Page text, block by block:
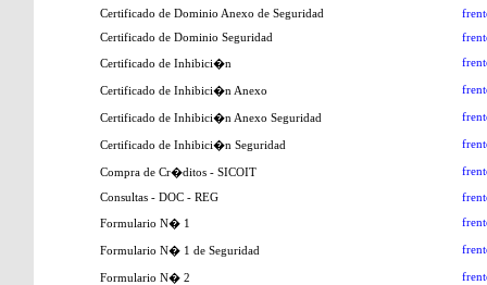
Certificado de Dominio Anexo de Seguridad
Certificado de Dominio Seguridad
Certificado de Inhibici�n
Certificado de Inhibici�n Anexo
Certificado de Inhibici�n Anexo Seguridad
Certificado de Inhibici�n Seguridad
Compra de Cr�ditos - SICOIT
Consultas - DOC - REG
Formulario N� 1
Formulario N� 1 de Seguridad
Formulario N� 2